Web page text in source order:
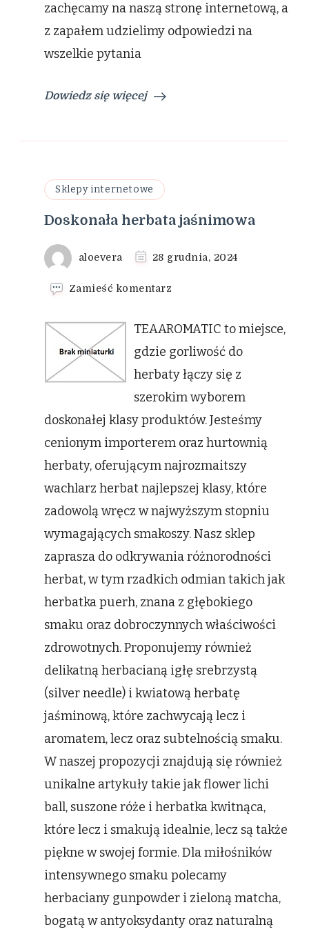
zachęcamy na naszą stronę internetową, a
z zapałem udzielimy odpowiedzi na
wszelkie pytania
Dowiedz się więcej
Sklepy internetowe
Doskonała herbata jaśnimowa
aloevera 28 grudnia, 2024
Zamieść komentarz
herbata
jaśnimowa
TEAAROMATIC to miejsce,
gdzie gorliwość do
herbaty łączy się z
szerokim wyborem
doskonałej klasy produktów. Jesteśmy
cenionym importerem oraz hurtownią
herbaty, oferującym najrozmaitszy
wachlarz herbat najlepszej klasy, które
zadowolą wręcz w najwyższym stopniu
wymagających smakoszy. Nasz sklep
zaprasza do odkrywania różnorodności
herbat, w tym rzadkich odmian takich jak
herbatka puerh, znana z głębokiego
smaku oraz dobroczynnych właściwości
zdrowotnych. Proponujemy również
delikatną herbacianą igłę srebrzystą
(silver needle) i kwiatową herbatę
jaśminową, które zachwycają lecz i
aromatem, lecz oraz subtelnością smaku.
W naszej propozycji znajdują się również
unikalne artykuły takie jak flower lichi
ball, suszone róże i herbatka kwitnąca,
które lecz i smakują idealnie, lecz są także
piękne w swojej formie. Dla miłośników
intensywnego smaku polecamy
herbaciany gunpowder i zieloną matcha,
bogatą w antyoksydanty oraz naturalną